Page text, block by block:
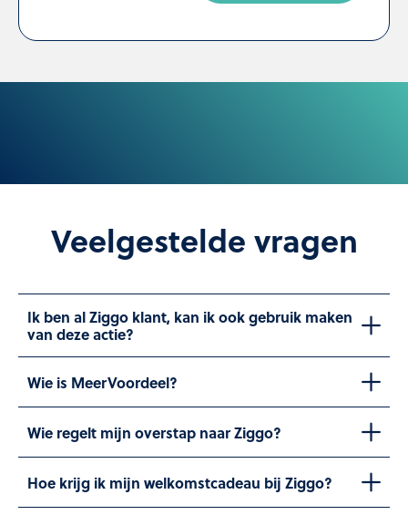
Veelgestelde vragen
Ik ben al Ziggo klant, kan ik ook gebruik maken
van deze actie?
Wie is MeerVoordeel?
Wie regelt mijn overstap naar Ziggo?
Hoe krijg ik mijn welkomstcadeau bij Ziggo?